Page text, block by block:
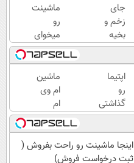
جای
زخم و
بخیه
داری؟؟
3
هفته‌ای
محوش
کن!
ماشینت
رو
میخوای
بفروشی؟
اینجا یک
روزه
برات
میفروشه
اپتیما
رو
گذاشتی
برای
فروش
؟ اینجا
یک
ماشین
ام وی
ام
گذاشتی
برای
فروش
؟ اینجا
اینجا ماشینت رو راحت بفروش (
ثبت درخواست فروش)